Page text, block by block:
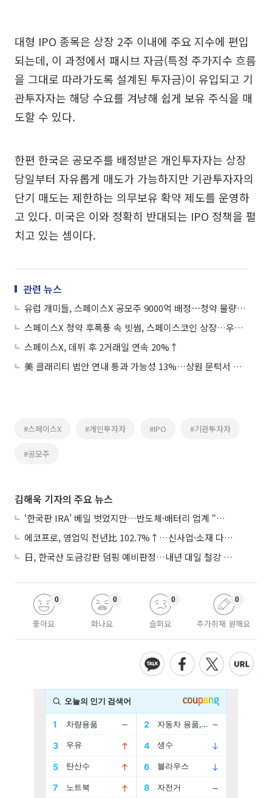
대형 IPO 종목은 상장 2주 이내에 주요 지수에 편입
되는데, 이 과정에서 패시브 자금(특정 주가지수 흐름
을 그대로 따라가도록 설계된 투자금)이 유입되고 기
관투자자는 해당 수요를 겨냥해 쉽게 보유 주식을 매
도할 수 있다.
한편 한국은 공모주를 배정받은 개인투자자는 상장
당일부터 자유롭게 매도가 가능하지만 기관투자자의
단기 매도는 제한하는 의무보유 확약 제도를 운영하
고 있다. 미국은 이와 정확히 반대되는 IPO 정책을 펼
치고 있는 셈이다.
관련 뉴스
유럽 개미들, 스페이스X 공모주 9000억 배정⋯청약 물량 24% 수준
스페이스X 청약 후폭풍 속 빗썸, 스페이스코인 상장…우주 테마 코인 주목
스페이스X, 데뷔 후 2거래일 연속 20%↑
美 클래리티 법안 연내 통과 가능성 13%…상원 문턱서 제동
#스페이스X #개인투자자 #IPO #기관투자자
#공모주
김해욱 기자의 주요 뉴스
‘한국판 IRA’ 베일 벗었지만…반도체·배터리 업계 “시행령이 관건”
에코프로, 영업익 전년比 102.7%↑…신사업·소재 다각화 박차
日, 한국산 도금강판 덤핑 예비판정…내년 대일 철강 수출 ‘빨간불’
좋아요
0
화나요
0
슬퍼요
0
추가취재 원해요
0